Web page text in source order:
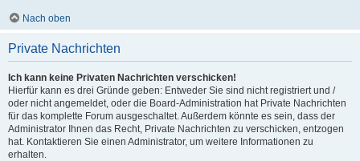
Nach oben
Private Nachrichten
Ich kann keine Privaten Nachrichten verschicken!
Hierfür kann es drei Gründe geben: Entweder Sie sind nicht registriert und /
oder nicht angemeldet, oder die Board-Administration hat Private Nachrichten
für das komplette Forum ausgeschaltet. Außerdem könnte es sein, dass der
Administrator Ihnen das Recht, Private Nachrichten zu verschicken, entzogen
hat. Kontaktieren Sie einen Administrator, um weitere Informationen zu
erhalten.